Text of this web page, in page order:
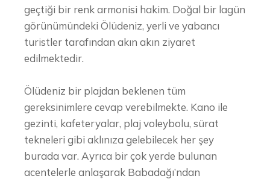
geçtiği bir renk armonisi hakim. Doğal bir lagün
görünümündeki Ölüdeniz, yerli ve yabancı
turistler tarafından akın akın ziyaret
edilmektedir.
Ölüdeniz bir plajdan beklenen tüm
gereksinimlere cevap verebilmekte. Kano ile
gezinti, kafeteryalar, plaj voleybolu, sürat
tekneleri gibi aklınıza gelebilecek her şey
burada var. Ayrıca bir çok yerde bulunan
acentelerle anlaşarak Babadağı’ndan